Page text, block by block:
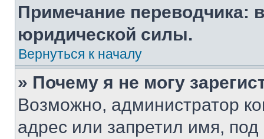
Примечание переводчика:
юридической силы.
Вернуться к началу
» Почему я не могу
Возможно, администратор
адрес или запретил имя,